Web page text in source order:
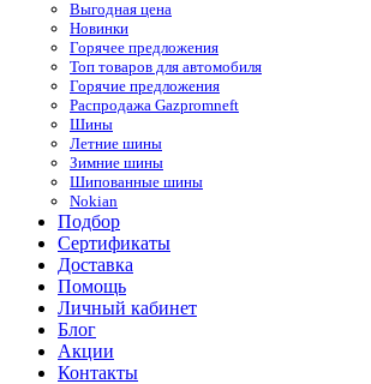
Выгодная цена
Новинки
Горячее предложения
Топ товаров для автомобиля
Горячие предложения
Распродажа Gazpromneft
Шины
Летние шины
Зимние шины
Шипованные шины
Nokian
Подбор
Сертификаты
Доставка
Помощь
Личный кабинет
Блог
Акции
Контакты